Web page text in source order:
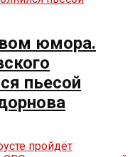
юмора.
пьесой